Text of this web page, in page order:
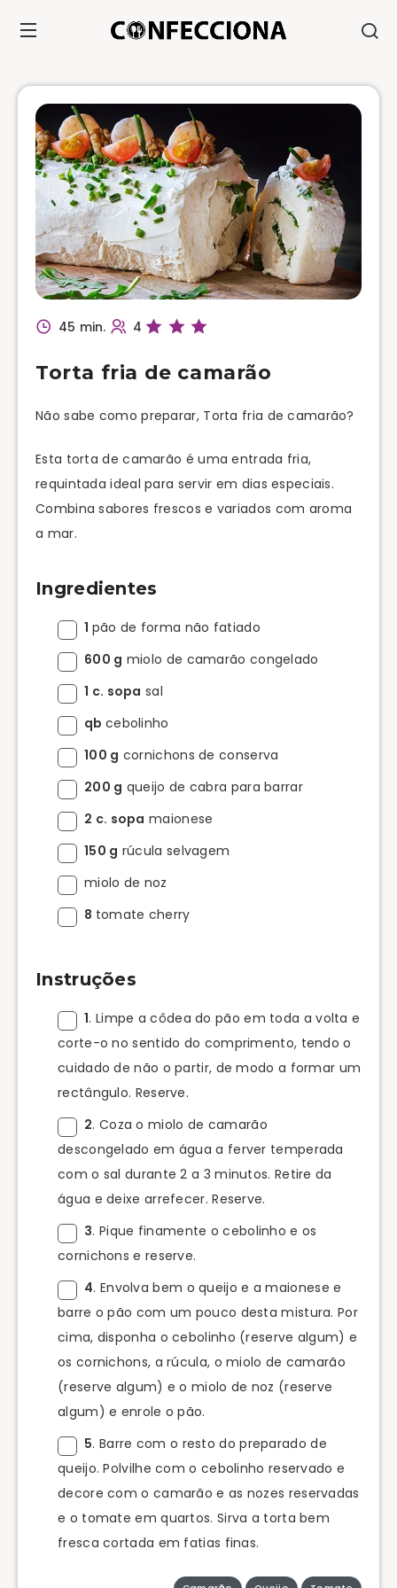
45 min. 4
Torta fria de camarão
Não sabe como preparar, Torta fria de camarão?
Esta torta de camarão é uma entrada fria,
requintada ideal para servir em dias especiais.
Combina sabores frescos e variados com aroma
a mar.
Ingredientes
1 pão de forma não fatiado
600 g miolo de camarão congelado
1 c. sopa sal
qb cebolinho
100 g cornichons de conserva
200 g queijo de cabra para barrar
2 c. sopa maionese
150 g rúcula selvagem
miolo de noz
8 tomate cherry
Instruções
1. Limpe a côdea do pão em toda a volta e
corte-o no sentido do comprimento, tendo o
cuidado de não o partir, de modo a formar um
rectângulo. Reserve.
2. Coza o miolo de camarão
descongelado em água a ferver temperada
com o sal durante 2 a 3 minutos. Retire da
água e deixe arrefecer. Reserve.
3. Pique finamente o cebolinho e os
cornichons e reserve.
4. Envolva bem o queijo e a maionese e
barre o pão com um pouco desta mistura. Por
cima, disponha o cebolinho (reserve algum) e
os cornichons, a rúcula, o miolo de camarão
(reserve algum) e o miolo de noz (reserve
algum) e enrole o pão.
5. Barre com o resto do preparado de
queijo. Polvilhe com o cebolinho reservado e
decore com o camarão e as nozes reservadas
e o tomate em quartos. Sirva a torta bem
fresca cortada em fatias finas.